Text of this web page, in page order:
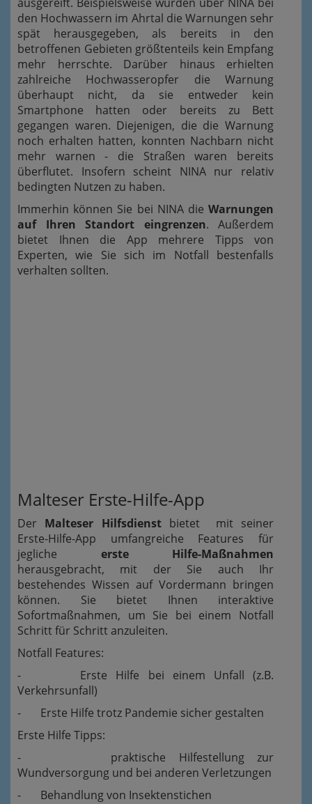
den Hochwassern im Ahrtal die Warnungen sehr
spät herausgegeben, als bereits in den
betroffenen Gebieten größtenteils kein Empfang
mehr herrschte. Darüber hinaus erhielten
zahlreiche Hochwasseropfer die Warnung
überhaupt nicht, da sie entweder kein
Smartphone hatten oder bereits zu Bett
gegangen waren. Diejenigen, die die Warnung
noch erhalten hatten, konnten Nachbarn nicht
mehr warnen - die Straßen waren bereits
überflutet. Insofern scheint NINA nur relativ
bedingten Nutzen zu haben.
Immerhin können Sie bei NINA die Warnungen
auf Ihren Standort eingrenzen. Außerdem
bietet Ihnen die App mehrere Tipps von
Experten, wie Sie sich im Notfall bestenfalls
verhalten sollten.
Malteser Erste-Hilfe-App
Der Malteser Hilfsdienstbietet mit seiner
Erste-Hilfe-App umfangreiche Features für
jegliche erste Hilfe-Maßnahmen
herausgebracht, mit der Sie auch Ihr
bestehendes Wissen auf Vordermann bringen
können. Sie bietet Ihnen interaktive
Sofortmaßnahmen, um Sie bei einem Notfall
Schritt für Schritt anzuleiten.
Notfall Features:
- Erste Hilfe bei einem Unfall (z.B.
Verkehrsunfall)
- Erste Hilfe trotz Pandemie sicher gestalten
Erste Hilfe Tipps:
- praktische Hilfestellung zur
Wundversorgung und bei anderen Verletzungen
- Behandlung von Insektenstichen